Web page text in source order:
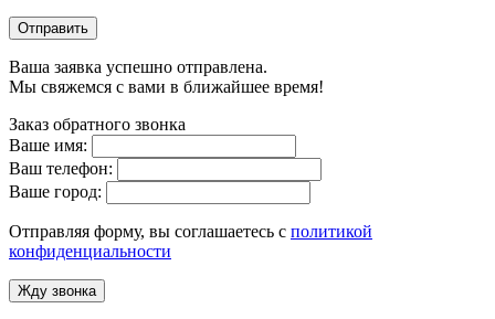
Отправить
Ваша заявка успешно отправлена.
Мы свяжемся с вами в ближайшее время!
Заказ обратного звонка
Ваше имя:
Ваш телефон:
Ваше город:
Отправляя форму, вы соглашаетесь с политикой
конфиденциальности
Жду звонка